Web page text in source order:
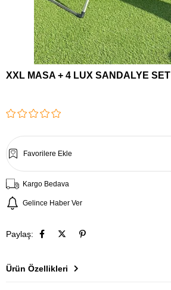
XXL MASA + 4 LUX SANDALYE SET
Favorilere Ekle
Kargo Bedava
Gelince Haber Ver
Paylaş:
Ürün Özellikleri